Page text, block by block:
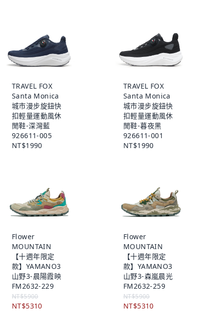
TRAVEL FOX
Santa Monica
城市漫步旋鈕快
扣輕量運動風休
閒鞋-深灣藍
926611-005
NT$1990
TRAVEL FOX
Santa Monica
城市漫步旋鈕快
扣輕量運動風休
閒鞋-暮夜黑
926611-001
NT$1990
Flower
MOUNTAIN
【十週年限定
款】YAMANO3
山野3-晨陽霞映
FM2632-229
NT$5900
NT$5310
Flower
MOUNTAIN
【十週年限定
款】YAMANO3
山野3-森嵐晨光
FM2632-259
NT$5900
NT$5310